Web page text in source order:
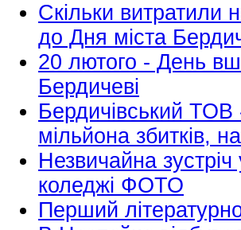
Скільки витратили
до Дня міста
20 лютого - День
Бердичеві
Бердичівський
мільйона збитків,
Незвичайна
коледжі ФОТО
Перший